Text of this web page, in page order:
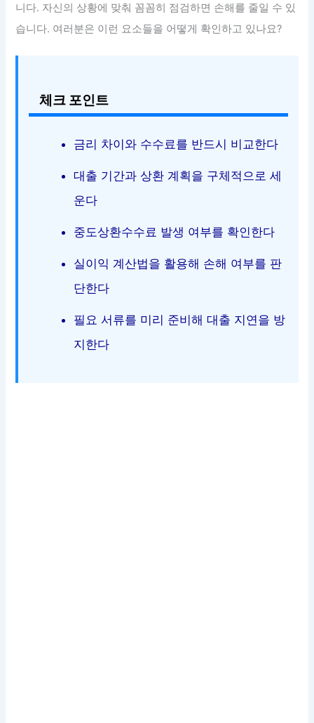
니다. 자신의 상황에 맞춰 꼼꼼히 점검하면 손해를 줄일 수 있
습니다. 여러분은 이런 요소들을 어떻게 확인하고 있나요?
체크 포인트
금리 차이와 수수료를 반드시 비교한다
대출 기간과 상환 계획을 구체적으로 세
운다
중도상환수수료 발생 여부를 확인한다
실이익 계산법을 활용해 손해 여부를 판
단한다
필요 서류를 미리 준비해 대출 지연을 방
지한다